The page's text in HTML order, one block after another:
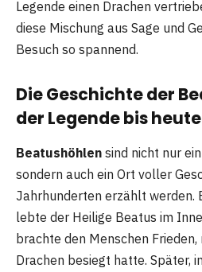
Legende einen Drachen
diese Mischung aus Sage und
Besuch so spannend.
Die Geschichte der
der Legende bis heute
Beatushöhlen sind nicht nur
sondern auch ein Ort voller
Jahrhunderten erzählt werden.
lebte der Heilige Beatus im
brachte den Menschen Frieden,
Drachen besiegt hatte. Später,